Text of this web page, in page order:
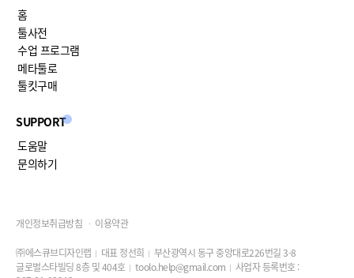
홈
툴사전
수업 프로그램
메타툴로
툴킷구매
SUPPORT
도움말
문의하기
개인정보취급방침 이용약관
㈜에스큐브디자인랩 대표 정선희
부산광역시 동구 중앙대로226번길 3-8
글로벌스타빌딩 8층 및 404호
toolo.help@gmail.com
사업자 등록번호 :